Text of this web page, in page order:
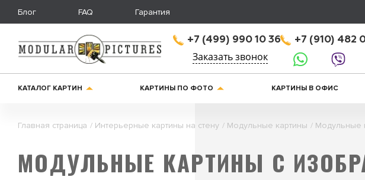
Блог FAQ Гарантия
+7 (499) 990 10 36
Заказать звонок
+7 (910) 482
КАТАЛОГ КАРТИН КАРТИНЫ ПО ФОТО КАРТИНЫ В ОФИС
Главная страница Интерьерные картины на стену Модульные картины Модульные
МОДУЛЬНЫЕ КАРТИНЫ С